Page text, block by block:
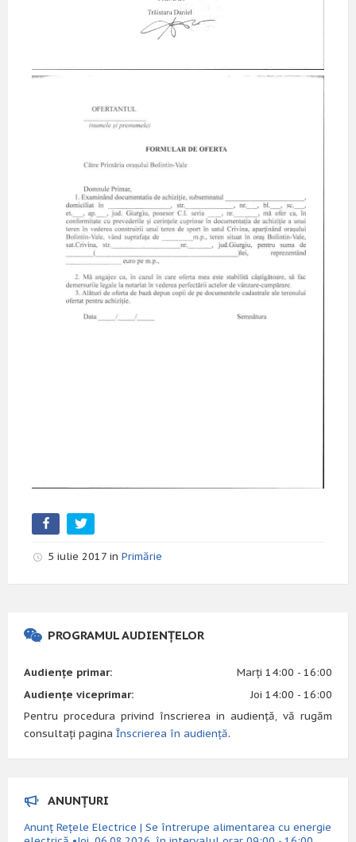
5 iulie 2017 in Primărie
PROGRAMUL AUDIENȚELOR
Audiențe primar:
Marți 14:00 - 16:00
Audiențe viceprimar:
Joi 14:00 - 16:00
Pentru procedura privind înscrierea in audiență, vă rugăm
consultați pagina Înscrierea în audiență.
ANUNȚURI
Anunț Rețele Electrice | Se întrerupe alimentarea cu energie